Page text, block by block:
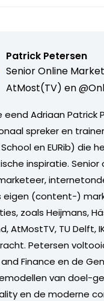
Patrick Petersen
Senior Online
AtMost(TV) en
Adriaan Patrick
spreker en
en EURib) die
inspiratie.
eigen (content-)
zoals Heijmans,
AtMostTV, TU Delft,
Petersen
and Finance en de
van doel-
en de moderne